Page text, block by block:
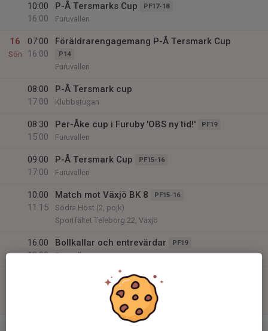
10:00
16:00
P-Å Tersmarks Cup PF17-18
Furuvallen
16
Sön
07:00
16:00
Föräldrarengagemang P-Å Tersmark Cup
P14
Furuvallen
08:00
17:00
P-Å Tersmark cup
Klubbstugan
08:30
15:00
Per-Åke cup i Furuby 'OBS ny tid!' PF19
Furuvallen
09:00
17:00
P-Å Tersmark Cup PF15-16
Furuvallen
10:00
11:15
Match mot Växjö BK 8 PF15-16
Södra Höst (2, pojk)
Sportfältet Teleborg 22, Växjö
16:00
18:00
Bollkallar och entrevärdar PF19
Furuvallen
Match mot Flygsfors-Gadd. IF
Div 6 Emmaboda Herr
Furuvallen 1, Furuby
v.34